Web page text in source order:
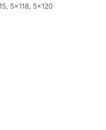
5×118, 5×120